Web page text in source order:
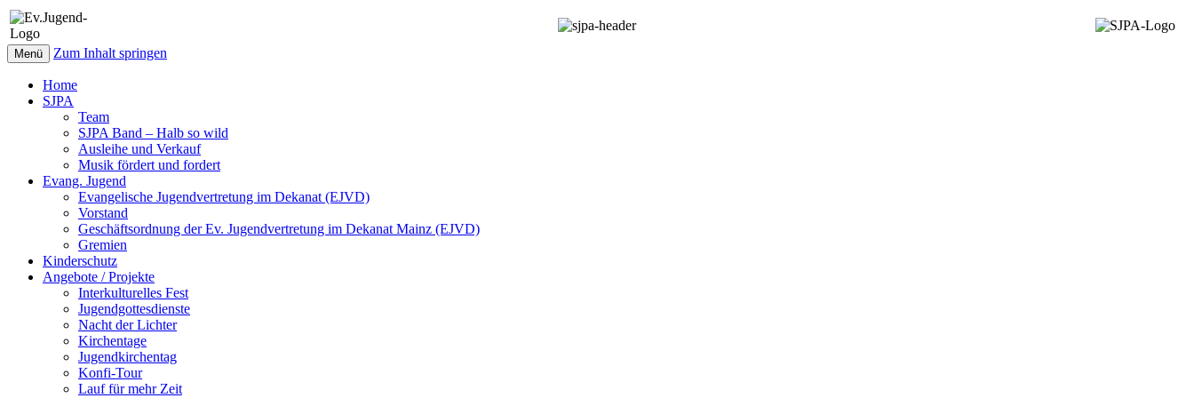
Menü Zum Inhalt springen
Home
SJPA
Team
SJPA Band – Halb so wild
Ausleihe und Verkauf
Musik fördert und fordert
Evang. Jugend
Evangelische Jugendvertretung im Dekanat (EJVD)
Vorstand
Geschäftsordnung der Ev. Jugendvertretung im Dekanat Mainz (EJVD)
Gremien
Kinderschutz
Angebote / Projekte
Interkulturelles Fest
Jugendgottesdienste
Nacht der Lichter
Kirchentage
Jugendkirchentag
Konfi-Tour
Lauf für mehr Zeit